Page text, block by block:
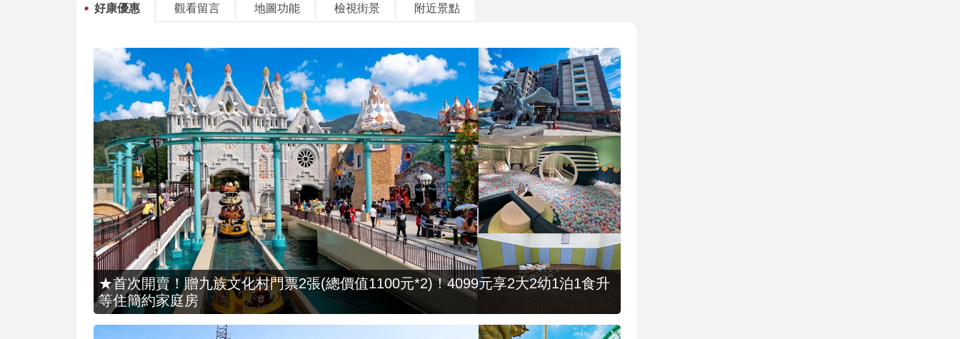
好康優惠 觀看留言 地圖功能 檢視街景 附近景點
★首次開賣！贈九族文化村門票2張(總價值1100元*2)！4099元享2大2幼1泊1食升
等住簡約家庭房